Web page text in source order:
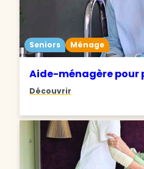
Seniors Ménage
Aide-ménagère pour
Découvrir